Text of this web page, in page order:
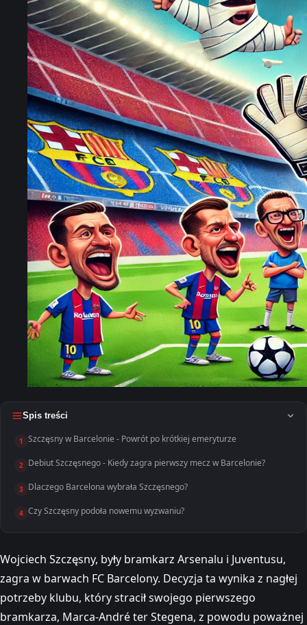
Spis treści
1 Szczęsny w Barcelonie - Powrót po krótkiej emeryturze
2 Debiut Szczęsnego - Kiedy zagra pierwszy mecz w Barcelonie?
3 Dlaczego Barcelona wybrała Szczęsnego?
4 Czy Szczęsny podoła nowemu wyzwaniu?
Wojciech Szczęsny, były bramkarz Arsenalu i Juventusu,
zagra w barwach FC Barcelony. Decyzja ta wynika z nagłej
potrzeby klubu, który stracił swojego pierwszego
bramkarza, Marca-André ter Stegena, z powodu poważnej